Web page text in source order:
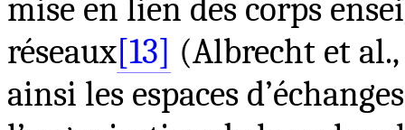
mise en lien des corps
réseaux[13] (Albrecht et
ainsi les espaces